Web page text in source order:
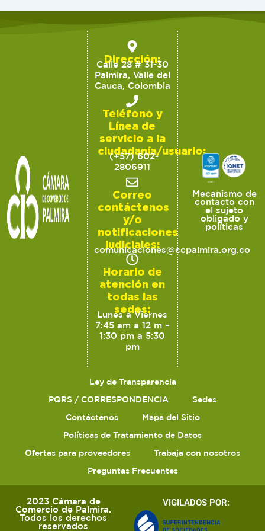
Dirección:
Calle 28 # 31-30
Palmira, Valle del
Cauca, Colombia
Teléfono y
Línea de
servicio a la
ciudadanía/usuario:
(+57) 602-
2806911
Correo
contáctenos
y/o
notificaciones
judiciales:
comunicaciones@ccpalmira.org.co
Horario de
atención en
todas las
sedes:
Lunes a Viernes
7:45 am a 12 m –
1:30 pm a 5:30
pm
Mecanismo de
contacto con
el sujeto
obligado y
políticas
Ley de Transparencia
PQRS / CORRESPONDENCIA
Sedes
Contáctenos
Mapa del Sitio
Políticas de Tratamiento de Datos
Ofertas para proveedores
Trabaja con nosotros
Preguntas Frecuentes
2023 Cámara de
Comercio de Palmira.
Todos los derechos
reservados
VIGILADOS POR: